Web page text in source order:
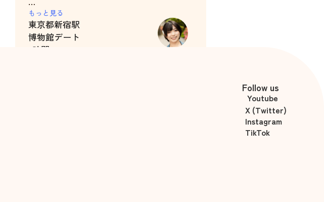
機会があればまたお願いしてみようと思いま
す
もっと見る
東京都新宿駅
博物館デート
5時間
Follow us
Youtube
X (Twitter)
Instagram
TikTok